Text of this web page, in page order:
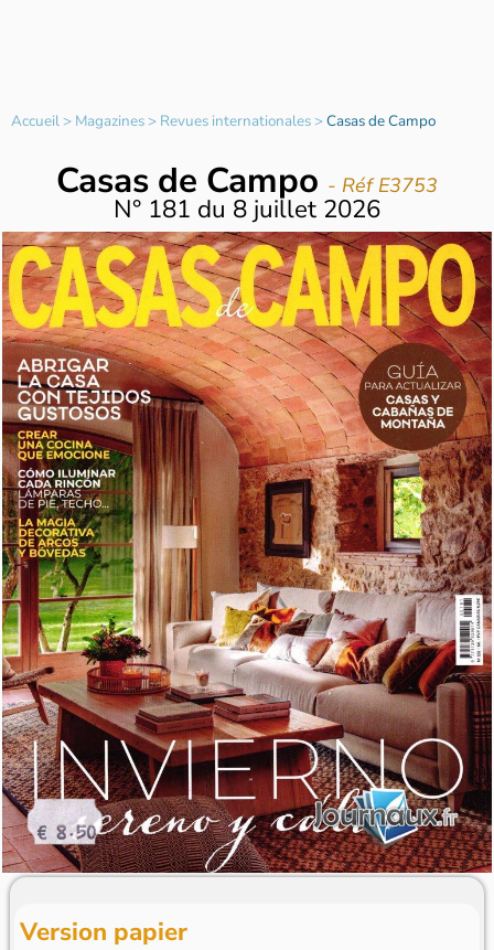
Accueil> Magazines> Revues internationales>Casas de Campo
Casas de Campo - Réf E3753
N° 181 du 8 juillet 2026
Version papier